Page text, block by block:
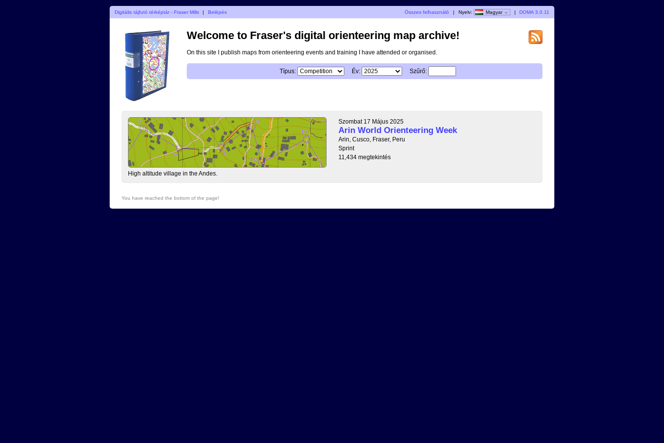
Digitális tájfutó térképtár - Fraser Mills | Belépés Összes felhasználó | Nyelv: Magyar | DOMA 3.0.11
Welcome to Fraser's digital orienteering map archive!
On this site I publish maps from orienteering events and training I have attended or organised.
Típus: Év: Szűrő:
Szombat 17 Május 2025
Arin World Orienteering Week
Arin, Cusco, Fraser, Peru
Sprint
11,434 megtekintés
High altitude village in the Andes.
You have reached the bottom of the page!